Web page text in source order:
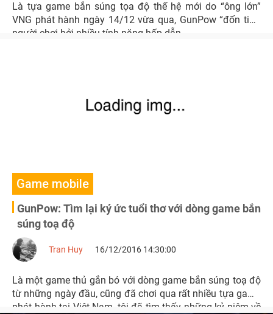
Là tựa game bắn súng tọa độ thế hệ mới do “ông lớn”
VNG phát hành ngày 14/12 vừa qua, GunPow “đốn tim”
người chơi bởi nhiều tính năng hấp dẫn.
Game mobile
GunPow: Tìm lại ký ức tuổi thơ với dòng game bắn
súng toạ độ
Tran Huy 16/12/2016 14:30:00
Là một game thủ gắn bó với dòng game bắn súng toạ độ
từ những ngày đầu, cũng đã chơi qua rất nhiều tựa game
phát hành tại Việt Nam, tôi đã tìm thấy những kỷ niệm về